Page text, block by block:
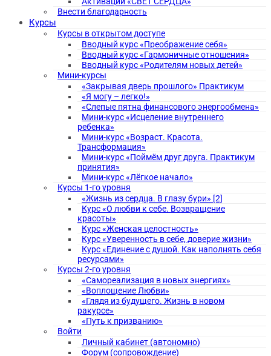
Внести благодарность
Курсы
Курсы в открытом доступе
Вводный курс «Преображение себя»
Вводный курс «Гармоничные отношения»
Вводный курс «Родителям новых детей»
Мини-курсы
«Закрывая дверь прошлого» Практикум
«Я могу – легко!»
«Слепые пятна финансового энергообмена»
Мини-курс «Исцеление внутреннего
ребенка»
Мини-курс «Возраст. Красота.
Трансформация»
Мини-курс «Поймём друг друга. Практикум
принятия»
Мини-курс «Лёгкое начало»
Курсы 1-го уровня
«Жизнь из сердца. В глазу бури» [2]
Курс «О любви к себе. Возвращение
красоты»
Курс «Женская целостность»
Курс «Уверенность в себе, доверие жизни»
Курс «Единение с душой. Как наполнять себя
ресурсами»
Курсы 2-го уровня
«Самореализация в новых энергиях»
«Воплощение Любви»
«Глядя из будущего. Жизнь в новом
ракурсе»
«Путь к призванию»
Войти
Личный кабинет (автономно)
Форум (сопровождение)